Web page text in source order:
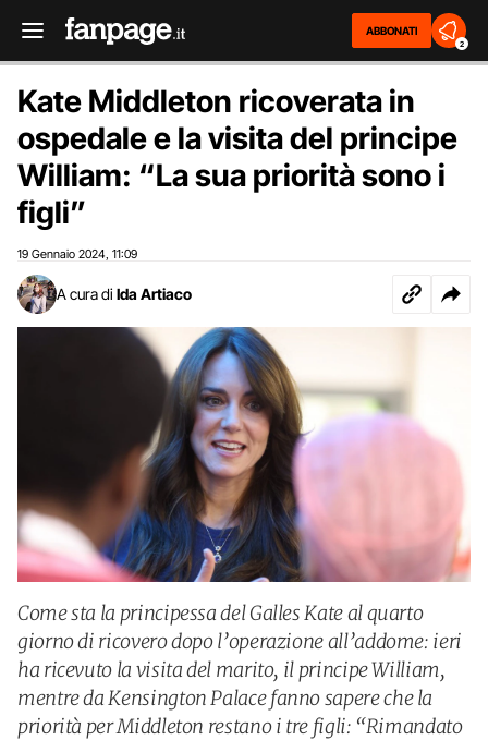
ABBONATI
2
Kate Middleton ricoverata in
ospedale e la visita del principe
William: “La sua priorità sono i
figli”
19 Gennaio 2024 11:09
A cura di Ida Artiaco
Come sta la principessa del Galles Kate al quarto
giorno di ricovero dopo l’operazione all’addome: ieri
ha ricevuto la visita del marito, il principe William,
mentre da Kensington Palace fanno sapere che la
priorità per Middleton restano i tre figli: “Rimandato